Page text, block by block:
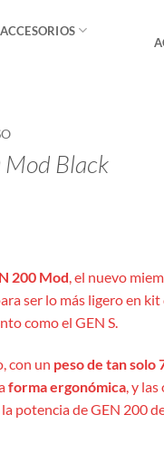
Mod Black
200 Mod , el nuevo
ser lo más ligero en
como el GEN S.
con un peso de tan solo
forma ergonómica , y
potencia de GEN 200